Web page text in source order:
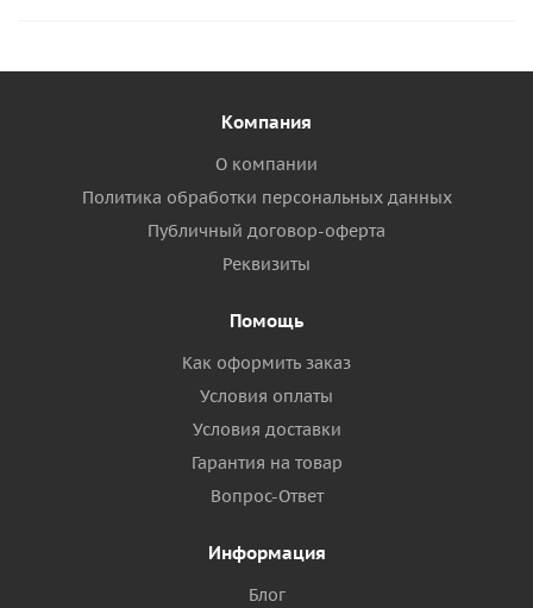
Компания
О компании
Политика обработки персональных данных
Публичный договор-оферта
Реквизиты
Помощь
Как оформить заказ
Условия оплаты
Условия доставки
Гарантия на товар
Вопрос-Ответ
Информация
Блог